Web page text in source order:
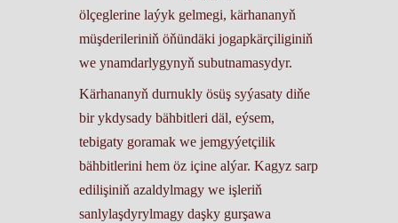
ölçeglerine laýyk gelmegi, kärhananyň
müşderileriniň öňündäki jogapkärçiliginiň
we ynamdarlygynyň subutnamasydyr.
Kärhananyň durnukly ösüş syýasaty diňe
bir ykdysady bähbitleri däl, eýsem,
tebigaty goramak we jemgyýetçilik
bähbitlerini hem öz içine alýar. Kagyz sarp
edilişiniň azaldylmagy we işleriň
sanlylaşdyrylmagy daşky gurşawa